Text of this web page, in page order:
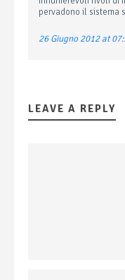
pervadono il sistema
26 Giugno 2012 at
LEAVE A REPLY